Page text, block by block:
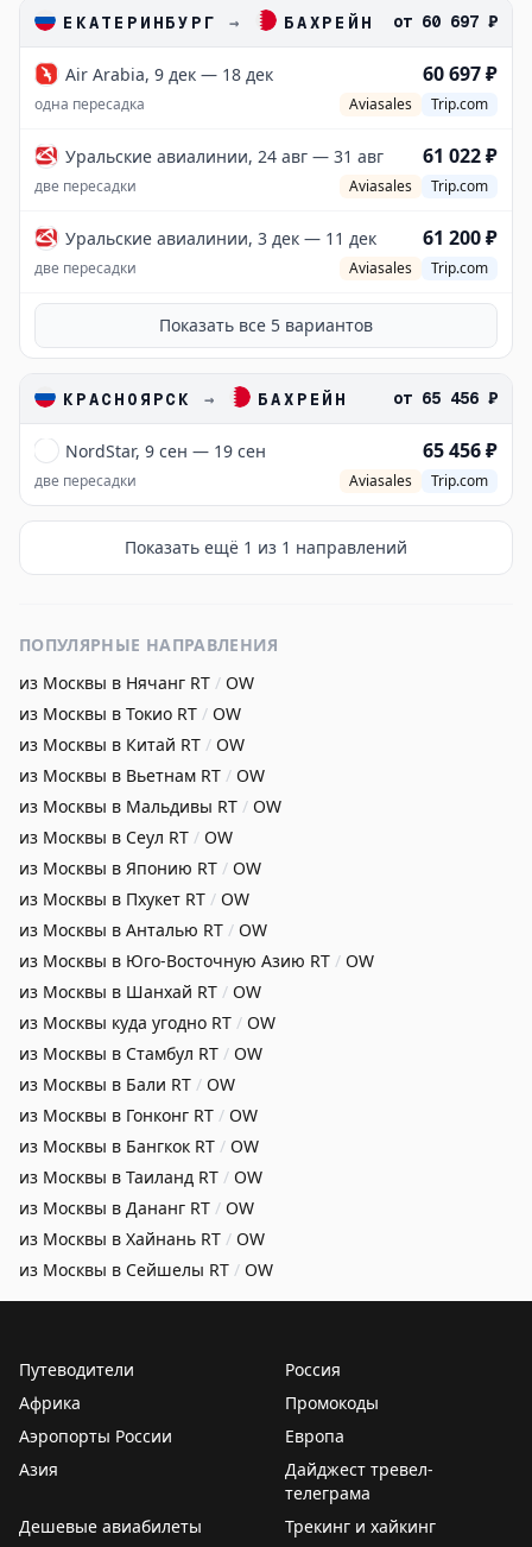
ЕКАТЕРИНБУРГ → БАХРЕЙН от 60 697 ₽
Air Arabia, 9 дек — 18 дек 60 697 ₽
одна пересадка Aviasales Trip.com
Уральские авиалинии, 24 авг — 31 авг 61 022 ₽
две пересадки Aviasales Trip.com
Уральские авиалинии, 3 дек — 11 дек 61 200 ₽
две пересадки Aviasales Trip.com
Показать все 5 вариантов
КРАСНОЯРСК → БАХРЕЙН от 65 456 ₽
NordStar, 9 сен — 19 сен 65 456 ₽
две пересадки Aviasales Trip.com
Показать ещё 1 из 1 направлений
ПОПУЛЯРНЫЕ НАПРАВЛЕНИЯ
из Москвы в Нячанг RT / OW
из Москвы в Токио RT / OW
из Москвы в Китай RT / OW
из Москвы в Вьетнам RT / OW
из Москвы в Мальдивы RT / OW
из Москвы в Сеул RT / OW
из Москвы в Японию RT / OW
из Москвы в Пхукет RT / OW
из Москвы в Анталью RT / OW
из Москвы в Юго-Восточную Азию RT / OW
из Москвы в Шанхай RT / OW
из Москвы куда угодно RT / OW
из Москвы в Стамбул RT / OW
из Москвы в Бали RT / OW
из Москвы в Гонконг RT / OW
из Москвы в Бангкок RT / OW
из Москвы в Таиланд RT / OW
из Москвы в Дананг RT / OW
из Москвы в Хайнань RT / OW
из Москвы в Сейшелы RT / OW
Путеводители
Россия
Африка
Промокоды
Аэропорты России
Европа
Азия
Дайджест тревел-
телеграма
Дешевые авиабилеты
Трекинг и хайкинг